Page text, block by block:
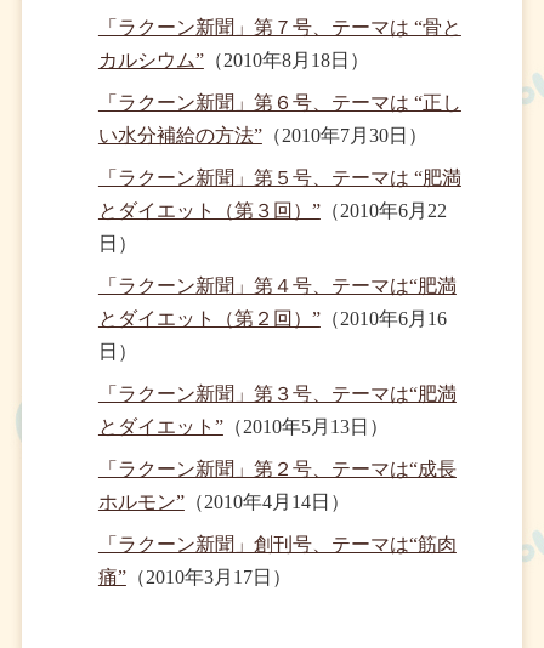
「ラクーン新聞」第７号、テーマは “骨と
カルシウム”（2010年8月18日）
「ラクーン新聞」第６号、テーマは “正し
い水分補給の方法”（2010年7月30日）
「ラクーン新聞」第５号、テーマは “肥満
とダイエット（第３回）”（2010年6月22
日）
「ラクーン新聞」第４号、テーマは“肥満
とダイエット（第２回）”（2010年6月16
日）
「ラクーン新聞」第３号、テーマは“肥満
とダイエット”（2010年5月13日）
「ラクーン新聞」第２号、テーマは“成長
ホルモン”（2010年4月14日）
「ラクーン新聞」創刊号、テーマは“筋肉
痛”（2010年3月17日）